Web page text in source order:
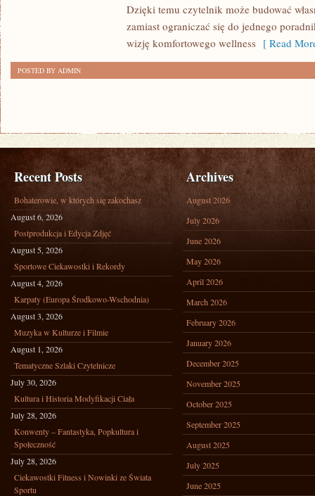
Dzięki temu czytelnik może budować
zamiast ograniczać się do jednego
wizję komfortowego wellness [ Read
POSTED BY ADMIN
Recent Posts
Bohaterowie, w których się zakochasz
August 6, 2026
Postprodukcja i Edycja Zdjęć
August 5, 2026
Sportowe Ciekawostki i Rekordy
August 4, 2026
Karpaty (Europa Środkowo-Wschodnia)
August 3, 2026
Muzyka w Kulturze i Filmie
August 1, 2026
Tematyczne Szlaki Czytelnicze
July 30, 2026
Kultura i Historia Modyfikacji Ciała
July 28, 2026
Konwenty – Fantastyka, Popkultura i
Społeczność
July 28, 2026
Ciekawostki Fitness i Nowinki ze Świata
Sportu
Archives
August 2026
July 2026
June 2026
May 2026
April 2026
March 2026
February 2026
January 2026
December 2025
November 2025
October 2025
September 2025
August 2025
July 2025
June 2025